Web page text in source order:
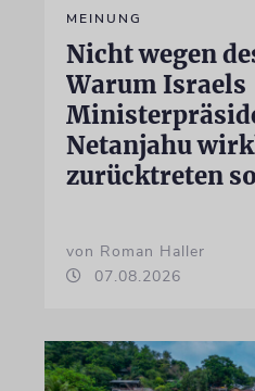
MEINUNG
Nicht wegen
Warum Israels
Netanjahu
zurücktreten
von Roman Haller
07.08.2026